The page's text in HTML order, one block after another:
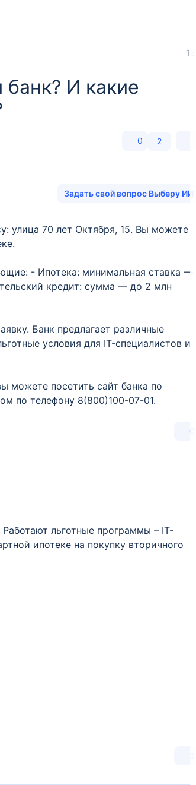
131
И какие
0 2
Задать свой вопрос Выберу ИИ
улица 70 лет Октября, 15. Вы можете
- Ипотека: минимальная ставка —
кредит: сумма — до 2 млн
Банк предлагает различные
условия для IT-специалистов и
можете посетить сайт банка по
по телефону 8(800)100-07-01.
0
льготные программы – IT-
ипотеке на покупку вторичного